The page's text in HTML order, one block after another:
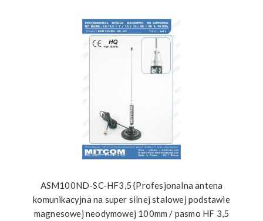
ASM100ND-SC-HF3,5 {Profesjonalna antena
komunikacyjna na super silnej stalowej podstawie
magnesowej neodymowej 100mm / pasmo HF 3,5